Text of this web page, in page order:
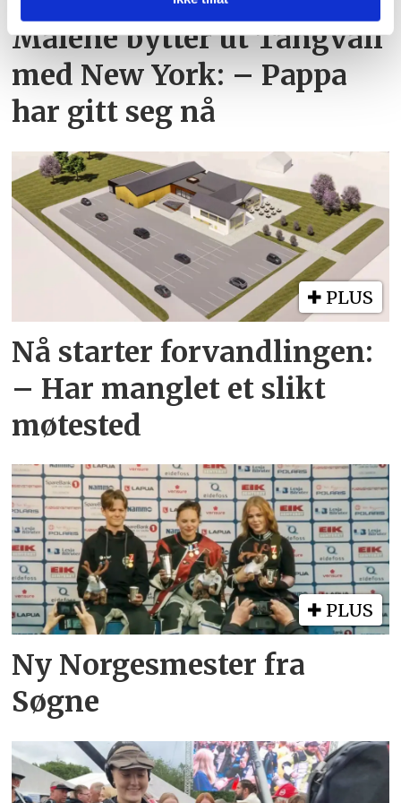
eller som de har samlet inn gjennom din bruk av
tjenestene deres.
Malene bytter ut Tangvall
med New York: – Pappa
har gitt seg nå
PLUS
Nå starter forvandlingen:
– Har manglet et slikt
møtested
PLUS
Ny Norgesmester fra
Søgne